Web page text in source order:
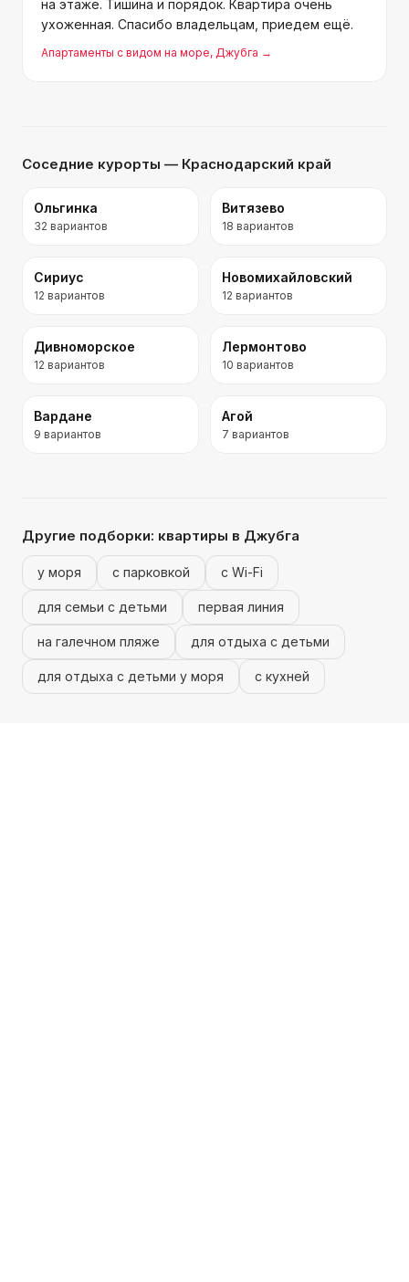
на этаже. Тишина и порядок. Квартира очень
ухоженная. Спасибо владельцам, приедем ещё.
Апартаменты с видом на море, Джубга →
Соседние курорты — Краснодарский край
Ольгинка
32 вариантов
Витязево
18 вариантов
Сириус
12 вариантов
Новомихайловский
12 вариантов
Дивноморское
12 вариантов
Лермонтово
10 вариантов
Вардане
9 вариантов
Агой
7 вариантов
Другие подборки: квартиры в Джубга
у моря с парковкой с Wi-Fi
для семьи с детьми первая линия
на галечном пляже для отдыха с детьми
для отдыха с детьми у моря с кухней